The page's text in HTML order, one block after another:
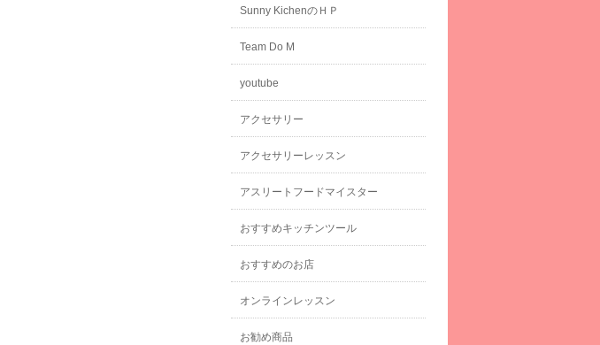
Sunny KichenのＨＰ
Team Do M
youtube
アクセサリー
アクセサリーレッスン
アスリートフードマイスター
おすすめキッチンツール
おすすめのお店
オンラインレッスン
お勧め商品